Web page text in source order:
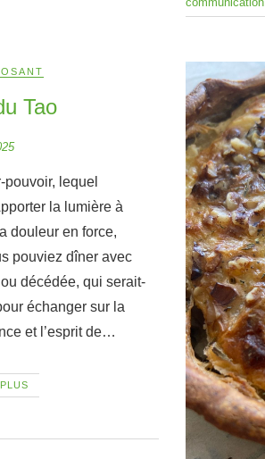
Tao
lequel
la lumière à
douleur en force,
pouviez dîner avec
décédée, qui serait-
échanger sur la
et l’esprit de…